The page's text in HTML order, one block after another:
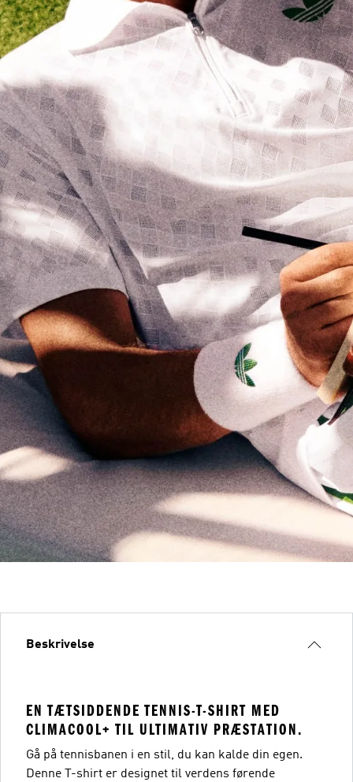
Beskrivelse
EN TÆTSIDDENDE TENNIS-T-SHIRT MED
CLIMACOOL+ TIL ULTIMATIV PRÆSTATION.
Gå på tennisbanen i en stil, du kan kalde din egen.
Denne T-shirt er designet til verdens førende